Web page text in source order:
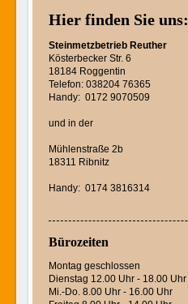
Hier finden Sie uns:
Steinmetzbetrieb Reuther
Kösterbecker Str. 6
18184 Roggentin
Telefon: 038204 76365
Handy: 0172 9070509
und in der
Mühlenstraße 2b
18311 Ribnitz
Handy: 0174 3816314
Bürozeiten
Montag geschlossen
Dienstag 12.00 Uhr - 18.00 Uhr
Mi.-Do. 8.00 Uhr - 16.00 Uhr